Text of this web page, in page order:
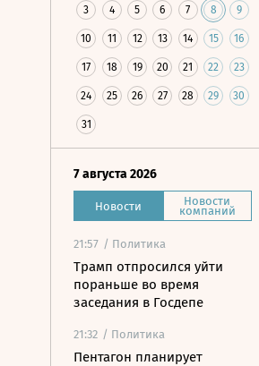
3 4 5 6 7 8 9
10 11 12 13 14 15 16
17 18 19 20 21 22 23
24 25 26 27 28 29 30
31
7 августа 2026
Новости Новости
компаний
21:57 / Политика
Трамп отпросился уйти
пораньше во время
заседания в Госдепе
21:32 / Политика
Пентагон планирует